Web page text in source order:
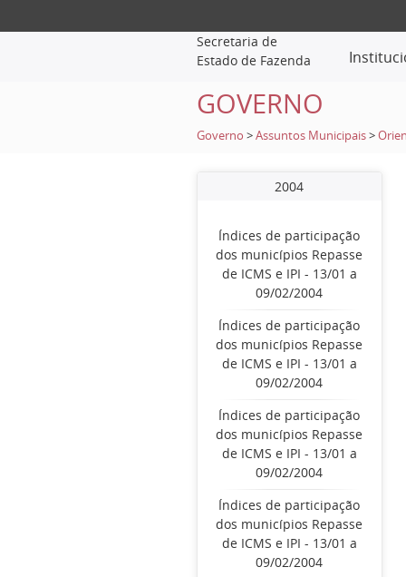
Secretaria de
Estado de Fazenda
GOVERNO
Governo >Assuntos Municipais >
2004
Índices de participação
dos municípios Repasse
de ICMS e IPI - 13/01 a
09/02/2004
Índices de participação
dos municípios Repasse
de ICMS e IPI - 13/01 a
09/02/2004
Índices de participação
dos municípios Repasse
de ICMS e IPI - 13/01 a
09/02/2004
Índices de participação
dos municípios Repasse
de ICMS e IPI - 13/01 a
09/02/2004